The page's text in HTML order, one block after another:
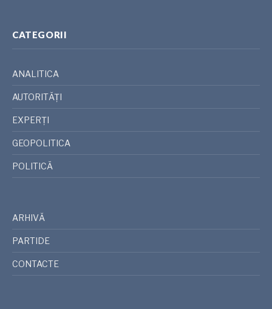
CATEGORII
ANALITICA
AUTORITĂȚI
EXPERȚI
GEOPOLITICA
POLITICĂ
ARHIVĂ
PARTIDE
CONTACTE